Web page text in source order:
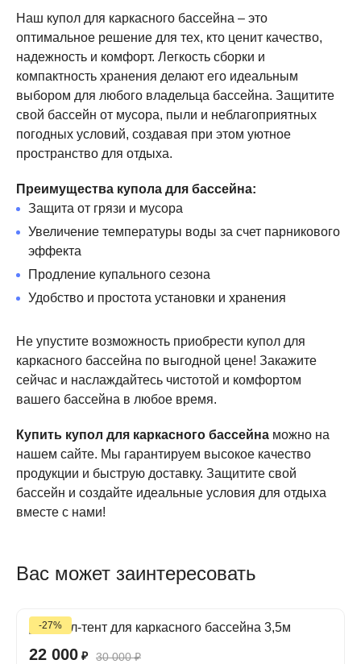
Наш купол для каркасного бассейна – это
оптимальное решение для тех, кто ценит качество,
надежность и комфорт. Легкость сборки и
компактность хранения делают его идеальным
выбором для любого владельца бассейна. Защитите
свой бассейн от мусора, пыли и неблагоприятных
погодных условий, создавая при этом уютное
пространство для отдыха.
Преимущества купола для бассейна:
Защита от грязи и мусора
Увеличение температуры воды за счет парникового
эффекта
Продление купального сезона
Удобство и простота установки и хранения
Не упустите возможность приобрести купол для
каркасного бассейна по выгодной цене! Закажите
сейчас и наслаждайтесь чистотой и комфортом
вашего бассейна в любое время.
Купить купол для каркасного бассейна можно на
нашем сайте. Мы гарантируем высокое качество
продукции и быструю доставку. Защитите свой
бассейн и создайте идеальные условия для отдыха
вместе с нами!
Вас может заинтересовать
-27%
22 000 ₽ 30 000₽